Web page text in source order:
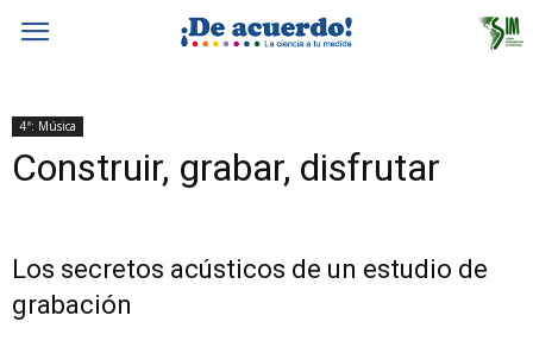
4ª: Música
Construir, grabar, disfrutar
Los secretos acústicos de un estudio de
grabación